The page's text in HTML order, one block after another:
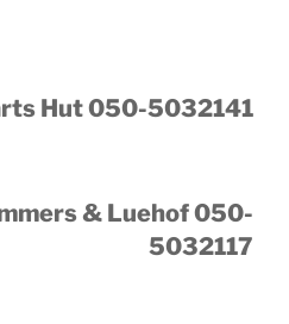
Hut 050-5032141
& Luehof 050-
5032117